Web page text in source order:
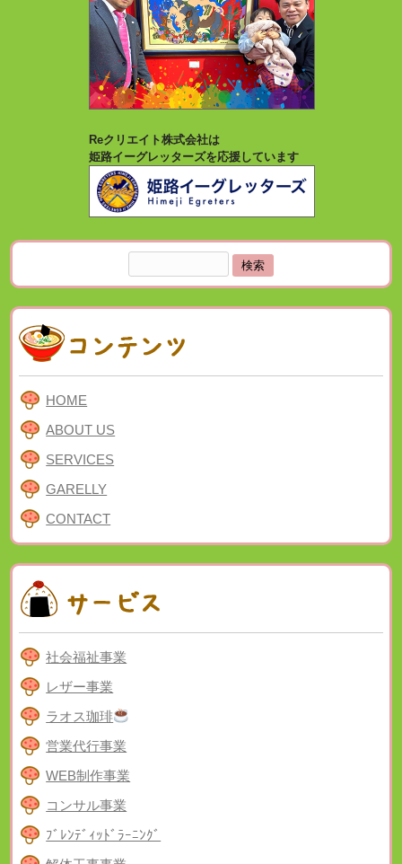
Reクリエイト株式会社は
姫路イーグレッターズを応援しています
索:
HOME
ABOUT US
SERVICES
GARELLY
CONTACT
社会福祉事業
レザー事業
ラオス珈琲
営業代行事業
WEB制作事業
コンサル事業
ﾌﾞﾚﾝﾃﾞｨｯﾄﾞﾗｰﾆﾝｸﾞ